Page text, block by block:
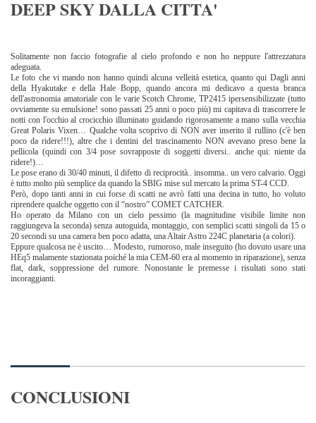
DEEP SKY DALLA CITTA'
Solitamente non faccio fotografie al cielo profondo e non ho neppure l'attrezzatura
adeguata.
Le foto che vi mando non hanno quindi alcuna velleità estetica, quanto qui Dagli anni
della Hyakutake e della Hale Bopp, quando ancora mi dedicavo a questa branca
dell'astronomia amatoriale con le varie Scotch Chrome, TP2415 ipersensibilizzate (tutto
ovviamente su emulsione! sono passati 25 anni o poco più) mi capitava di trascorrere le
notti con l'occhio al crocicchio illuminato guidando rigorosamente a mano sulla vecchia
Great Polaris Vixen… Qualche volta scoprivo di NON aver inserito il rullino (c'è ben
poco da ridere!!!), altre che i dentini del trascinamento NON avevano preso bene la
pellicola (quindi con 3/4 pose sovrapposte di soggetti diversi.. anche qui: niente da
ridere!)…
Le pose erano di 30/40 minuti, il difetto di reciprocità.. insomma.. un vero calvario. Oggi
è tutto molto più semplice da quando la SBIG mise sul mercato la prima ST-4 CCD.
Però, dopo tanti anni in cui forse di scatti ne avrò fatti una decina in tutto, ho voluto
riprendere qualche oggetto con il “nostro” COMET CATCHER.
Ho operato da Milano con un cielo pessimo (la magnitudine visibile limite non
raggiungeva la seconda) senza autoguida, montaggio, con semplici scatti singoli da 15 o
20 secondi su una camera ben poco adatta, una Altair Astro 224C planetaria (a colori).
Eppure qualcosa ne è uscito… Modesto, rumoroso, male inseguito (ho dovuto usare una
HEq5 malamente stazionata poiché la mia CEM-60 era al momento in riparazione), senza
flat, dark, soppressione del rumore. Nonostante le premesse i risultati sono stati
incoraggianti.
CONCLUSIONI